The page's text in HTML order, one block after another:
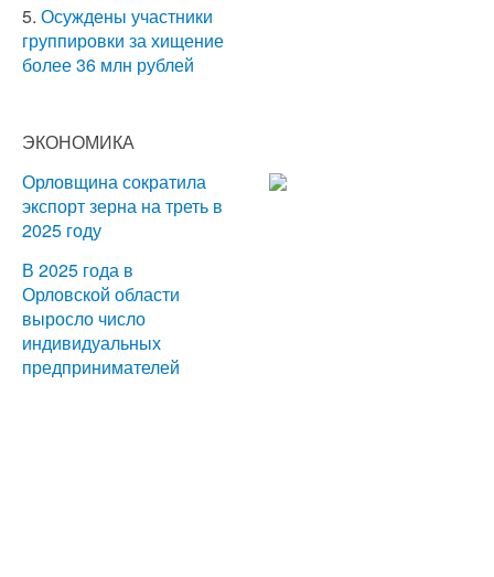
5. Осуждены участники
группировки за хищение
более 36 млн рублей
ЭКОНОМИКА
Орловщина сократила
экспорт зерна на треть в
2025 году
В 2025 года в
Орловской области
выросло число
индивидуальных
предпринимателей